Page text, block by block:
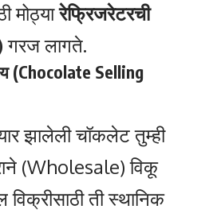
मोठ्यारेफ्रिजरेटरची
गरज लागते.
(Chocolate Selling
झालेली चॉकलेट तुम्ही
(Wholesale) विकू
ती स्थानिक